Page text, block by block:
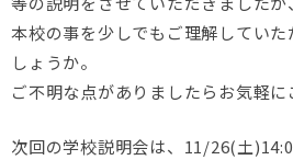
本校の事を少しでもご理解してい
しょうか。
ご不明な点がありましたらお気軽に
次回の学校説明会は、11/26(土